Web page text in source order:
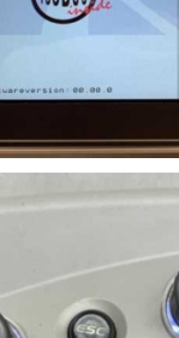
Claas